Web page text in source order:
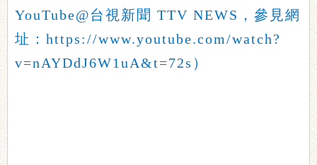
YouTube@台視新聞 TTV NEWS，參見網
址：https://www.youtube.com/watch?
v=nAYDdJ6W1uA&t=72s）